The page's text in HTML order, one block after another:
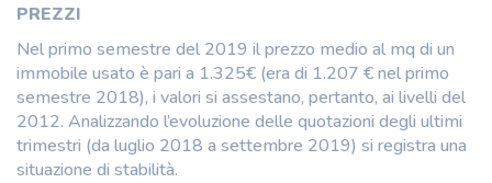
PREZZI
Nel primo semestre del 2019 il prezzo medio al mq di un
immobile usato è pari a 1.325€ (era di 1.207 € nel primo
semestre 2018), i valori si assestano, pertanto, ai livelli del
2012. Analizzando l’evoluzione delle quotazioni degli ultimi
trimestri (da luglio 2018 a settembre 2019) si registra una
situazione di stabilità.